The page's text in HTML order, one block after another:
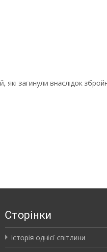
загинули внаслідок
Сторінки
Історія однієї світлини